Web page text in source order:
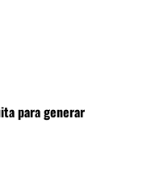
para generar